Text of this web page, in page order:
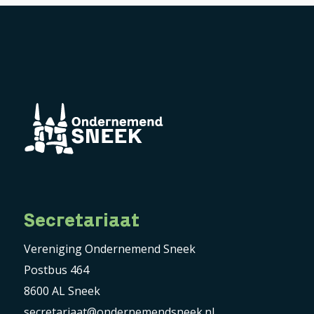
Secretariaat
Vereniging Ondernemend Sneek
Postbus 464
8600 AL Sneek